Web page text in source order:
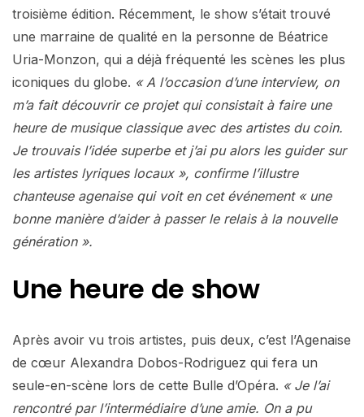
troisième édition. Récemment, le show s’était trouvé
une marraine de qualité en la personne de Béatrice
Uria-Monzon, qui a déjà fréquenté les scènes les plus
iconiques du globe. « A l’occasion d’une interview, on
m’a fait découvrir ce projet qui consistait à faire une
heure de musique classique avec des artistes du coin.
Je trouvais l’idée superbe et j’ai pu alors les guider sur
les artistes lyriques locaux », confirme l’illustre
chanteuse agenaise qui voit en cet événement « une
bonne manière d’aider à passer le relais à la nouvelle
génération ».
Une heure de show
Après avoir vu trois artistes, puis deux, c’est l’Agenaise
de cœur Alexandra Dobos-Rodriguez qui fera un
seule-en-scène lors de cette Bulle d’Opéra. « Je l’ai
rencontré par l’intermédiaire d’une amie. On a pu